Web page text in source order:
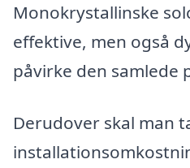
Monokrystallinske
effektive, men også
påvirke den samlede
Derudover skal man